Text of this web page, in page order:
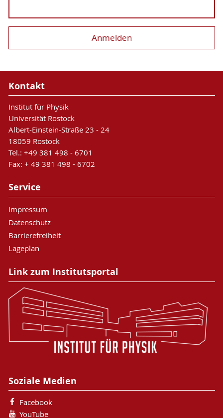
Kontakt
Institut für Physik
Universität Rostock
Albert-Einstein-Straße 23 - 24
18059 Rostock
Tel.: +49 381 498 - 6701
Fax: + 49 381 498 - 6702
Service
Impressum
Datenschutz
Barrierefreiheit
Lageplan
Link zum Institutsportal
Soziale Medien
Facebook
YouTube